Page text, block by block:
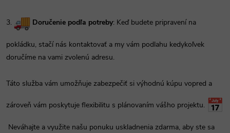
3. Doručenie podľa potreby: Keď budete pripravení na
pokládku, stačí nás kontaktovať a my vám podlahu kedykoľvek
doručíme na vami zvolenú adresu.
Táto služba vám umožňuje zabezpečiť si výhodnú kúpu vopred a
zároveň vám poskytuje flexibilitu s plánovaním vášho projektu.
Neváhajte a využite našu ponuku uskladnenia zdarma, aby ste sa